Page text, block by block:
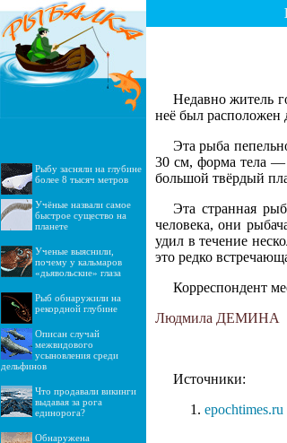
Рыбу засняли на глубине
более 8 тысяч метров
Учёные назвали самое
быстрое существо на
планете
Ученые выяснили,
почему у кальмаров
«дьявольские» глаза
Рыб обнаружили на
рекордной глубине
Описан случай
межвидового
усыновления среди
дельфинов
Что продавали викинги
выдавая за рога
единорога?
Обнаружена
Недавно житель
неё был расположен
Эта рыба
30 см, форма тела —
большой твёрдый
Эта странная
человека, они
удил в течение
это редко
Корреспондент
Людмила ДЕМИНА
Источники:
epochtimes.ru